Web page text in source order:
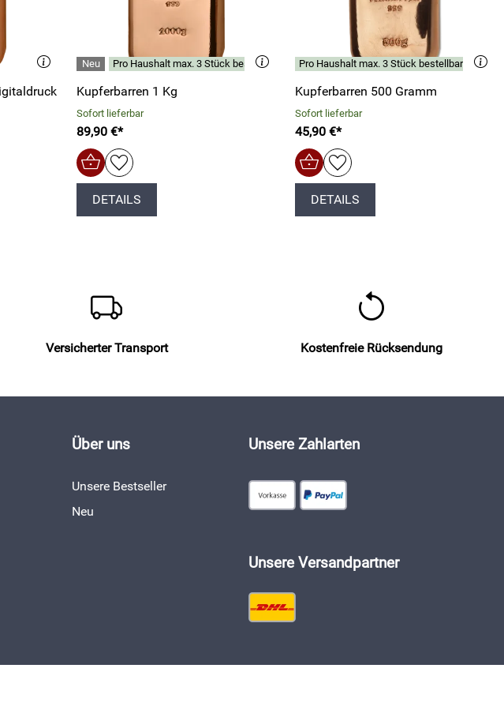
Pro Haushalt max. 3 Stück bestellbar
Kupferbarren 1 Kg
Sofort lieferbar
89,90 €*
DETAILS
Pro Haushalt max. 3 Stück bestellbar
Kupferbarren 500 Gramm
Sofort lieferbar
45,90 €*
DETAILS
Versicherter Transport Kostenfreie Rücksendung
Über uns
Unsere Bestseller
Neu
Unsere Zahlarten
Unsere Versandpartner